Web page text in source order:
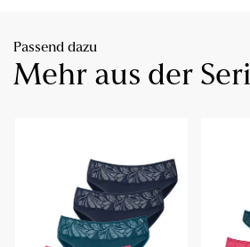
Passend dazu
Mehr aus der